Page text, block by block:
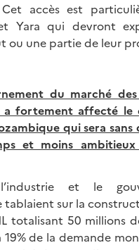
Cet accès est
Yara qui devront
ou une partie de leur
du marché
a fortement affecté le
qui sera
et moins ambitieux
et le
tablaient sur la
totalisant 50 millions
de la demande